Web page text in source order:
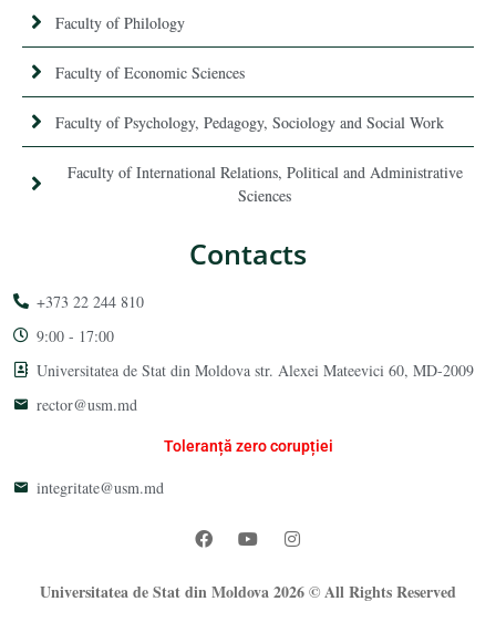
Faculty of Philology
Faculty of Economic Sciences
Faculty of Psychology, Pedagogy, Sociology and Social Work
Faculty of International Relations, Political and Administrative
Sciences
Contacts
+373 22 244 810
9:00 - 17:00
Universitatea de Stat din Moldova str. Alexei Mateevici 60, MD-2009
rector@usm.md
Toleranță zero corupției
integritate@usm.md
Universitatea de Stat din Moldova 2026 © All Rights Reserved